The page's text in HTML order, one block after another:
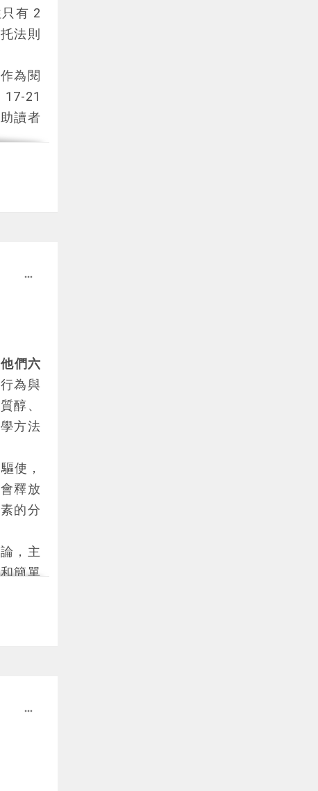
影響
，更
讓閱
你的
站進
寫？3
有 2
法則
為閱
21
讀者
養閱
辦人
讀興
資專
市值
出，
而，
顯基
有一
more_horiz
們六
為與
醇、
方法
使，
釋放
的分
，主
簡單
常活
。其
，但
的幸
more_horiz